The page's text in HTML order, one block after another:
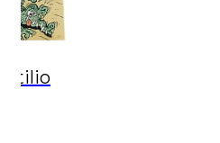
Otilio